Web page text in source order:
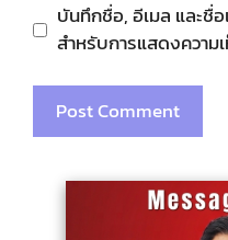
บันทึกชื่อ, อีเมล และชื่
สำหรับการแสดงความ